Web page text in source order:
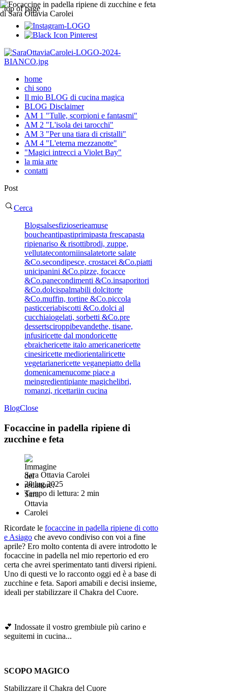
top of page
home
chi sono
Il mio BLOG di cucina magica
BLOG Disclaimer
AM 1 "Tulle, scorpioni e fantasmi"
AM 2 "L'isola dei tarocchi"
AM 3 "Per una tiara di cristalli"
AM 4 "L'eterna mezzanotte"
"Magici intrecci a Violet Bay"
la mia arte
contatti
Post
Cerca
Blogsalsesfizioserieamuse
boucheantipastiprimipasta frescapasta
ripienariso & risottibrodi, zuppe,
vellutatecontorniinsalatetorte salate
&Co.secondipesce, crostacei &Co.piatti
unicipanini &Co.pizze, focacce
&Co.panecondimenti &Co.insaporitori
&Co.dolcispalmabili dolcitorte
&Co.muffin, tortine &Co.piccola
pasticceriabiscotti &Co.dolci al
cucchiaiogelati, sorbetti &Co.pre
dessertsciroppibevandethe, tisane,
infusiricette dal mondoricette
ebraichericette italo americanericette
cinesiricette mediorientaliricette
vegetarianericette veganepiatto della
domenicamenucome piace a
meingredientipiante magichelibri,
romanzi, ricettariin cucina
BlogClose
Focaccine in padella ripiene di
zucchine e feta
Sara Ottavia Carolei
28 lug 2025
Tempo di lettura: 2 min
Ricordate le focaccine in padella ripiene di cotto
e Asiago che avevo condiviso con voi a fine
aprile? Ero molto contenta di avere introdotto le
focaccine in padella nel mio repertorio ed ero
certa che avrei sperimentato tanti diversi ripieni.
Uno di questi ve lo racconto oggi ed è a base di
zucchine e feta. Sapori amabili e decisi insieme,
ideali per stabilizzare il Chakra del Cuore.
💕 Indossate il vostro grembiule più carino e
seguitemi in cucina...
SCOPO MAGICO
Stabilizzare il Chakra del Cuore